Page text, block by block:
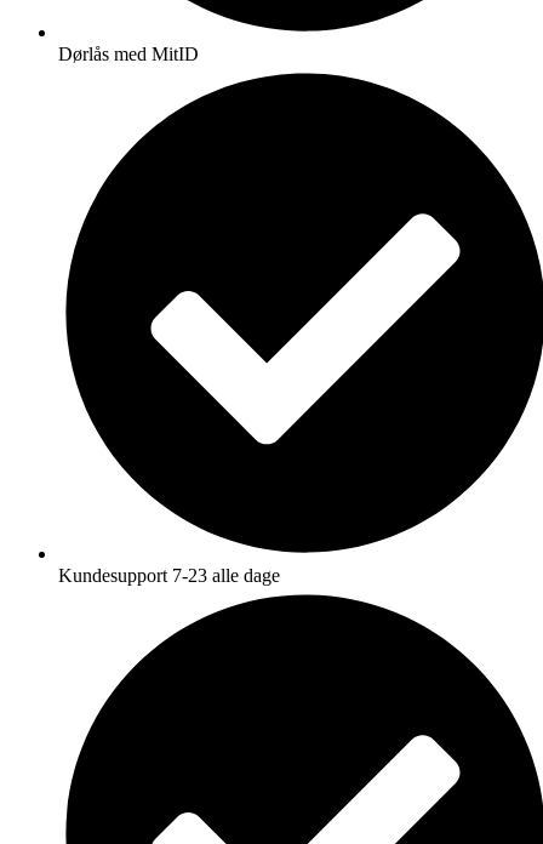
Dørlås med MitID
Kundesupport 7-23 alle dage